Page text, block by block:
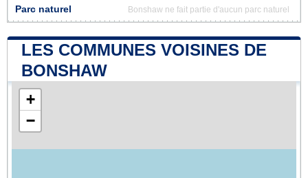
Parc naturel Bonshaw ne fait partie d'aucun parc naturel
LES COMMUNES VOISINES DE
BONSHAW
+
−